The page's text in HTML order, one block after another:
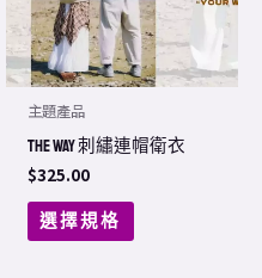
主題產品
THE WAY 刺繡連帽衛衣
$325.00
選擇規格
options
may
be
on
product